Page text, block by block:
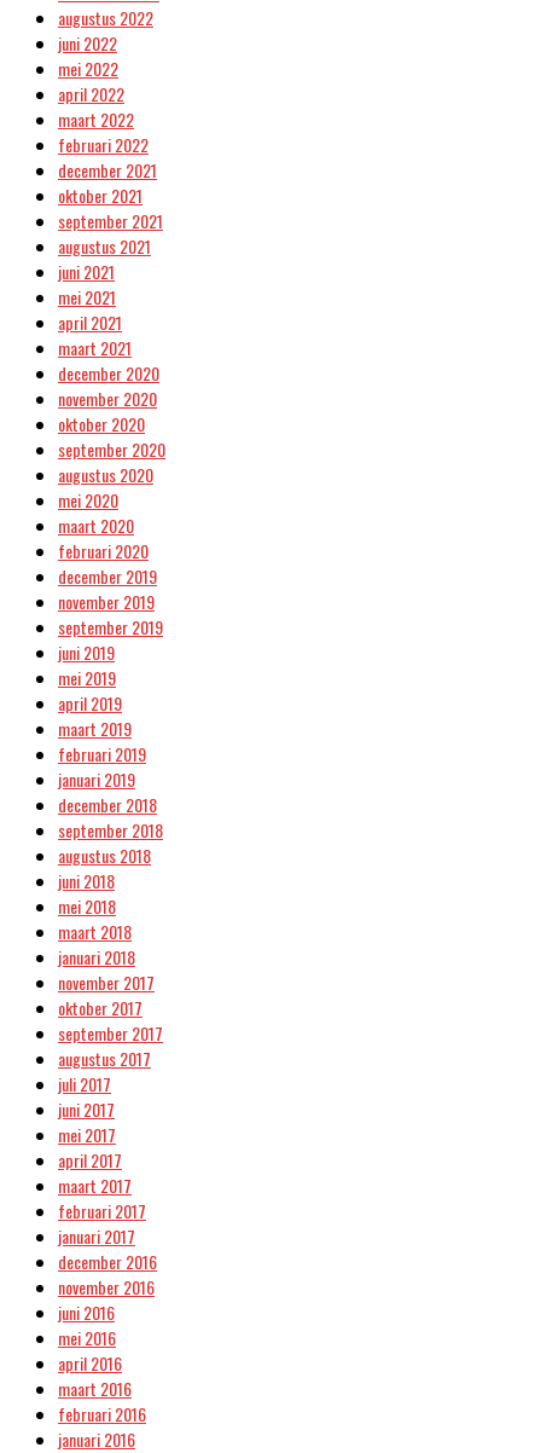
augustus 2022
juni 2022
mei 2022
april 2022
maart 2022
februari 2022
december 2021
oktober 2021
september 2021
augustus 2021
juni 2021
mei 2021
april 2021
maart 2021
december 2020
november 2020
oktober 2020
september 2020
augustus 2020
mei 2020
maart 2020
februari 2020
december 2019
november 2019
september 2019
juni 2019
mei 2019
april 2019
maart 2019
februari 2019
januari 2019
december 2018
september 2018
augustus 2018
juni 2018
mei 2018
maart 2018
januari 2018
november 2017
oktober 2017
september 2017
augustus 2017
juli 2017
juni 2017
mei 2017
april 2017
maart 2017
februari 2017
januari 2017
december 2016
november 2016
juni 2016
mei 2016
april 2016
maart 2016
februari 2016
januari 2016